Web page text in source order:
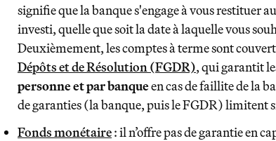
et de Résolution (FGDR)
banque
Fonds monétaire
sécurisés et très court terme
signifie que la banque s'engage à vous restituer
investi, quelle que soit la date à laquelle vous
Deuxièmement, les comptes à terme sont
Dépôts et de Résolution (FGDR), qui garantit
personne et par banqueen cas de faillite de la
de garanties (la banque, puis le FGDR) limitent
Fonds monétaire: il n’offre pas de garantie en